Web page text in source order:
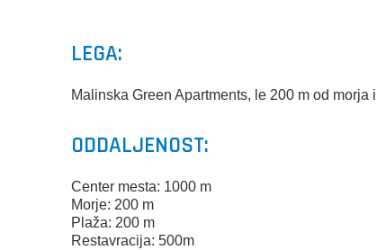
LEGA:
Malinska Green Apartments, le 200 m od morja
ODDALJENOST:
Center mesta: 1000 m
Morje: 200 m
Plaža: 200 m
Restavracija: 500m